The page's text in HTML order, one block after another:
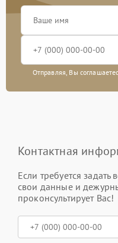
Отправляя, Вы
Контактная
Если требуется задать
свои данные и
проконсультирует Вас!